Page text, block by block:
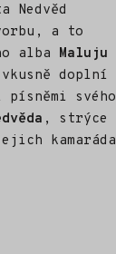
Nedvěd
a to
alba Maluju
doplní
písněmi svého
, strýce
kamaráda